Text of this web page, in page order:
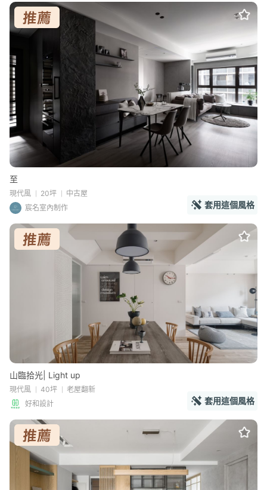
至
現代風 20坪
中古屋
宸名室內制作
套用這個風格
山臨拾光| Light up
現代風 40坪
老屋翻新
好和設計
套用這個風格